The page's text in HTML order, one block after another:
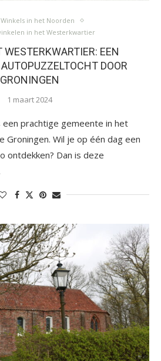
in het Noorden
in het Westerkwartier
WESTERKWARTIER: EEN
DOOR
GRONINGEN
1 maart 2024
prachtige gemeente in het
Groningen. Wil je op één dag een
ontdekken? Dan is deze